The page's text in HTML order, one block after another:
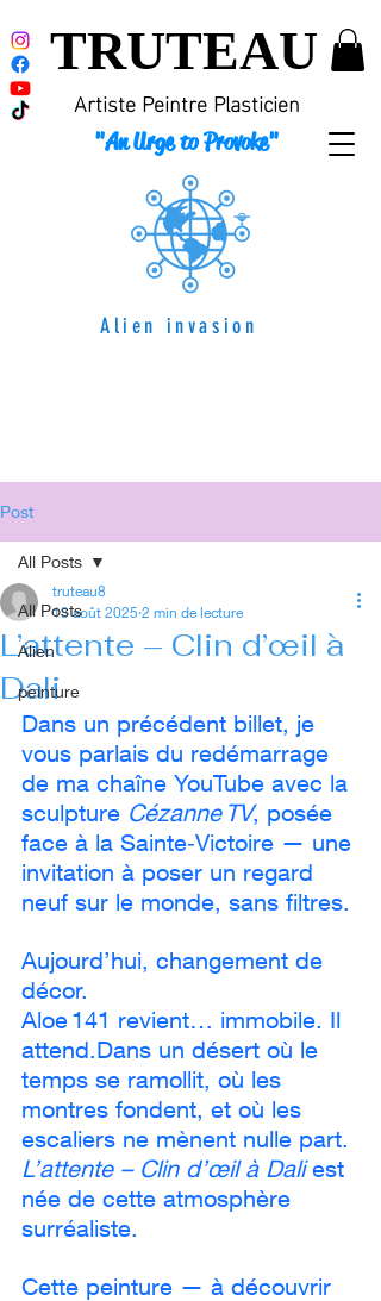
TRUTEAU
"An Urge to Provoke"
Artiste Peintre Plasticien
Alien invasion
Post
All Posts
Alien
peinture
All Posts
L’attente – Clin d’œil à
Dali
truteau8
13 août 2025 2 min de lecture
Dans un précédent billet, je
vous parlais du redémarrage
de ma chaîne YouTube avec la
sculpture Cézanne TV, posée
face à la Sainte‑Victoire — une
invitation à poser un regard
neuf sur le monde, sans filtres.
Aujourd’hui, changement de
décor.
Aloe 141 revient… immobile. Il
attend.Dans un désert où le
temps se ramollit, où les
montres fondent, et où les
escaliers ne mènent nulle part.
L’attente – Clin d’œil à Dali est
née de cette atmosphère
surréaliste.
Cette peinture — à découvrir